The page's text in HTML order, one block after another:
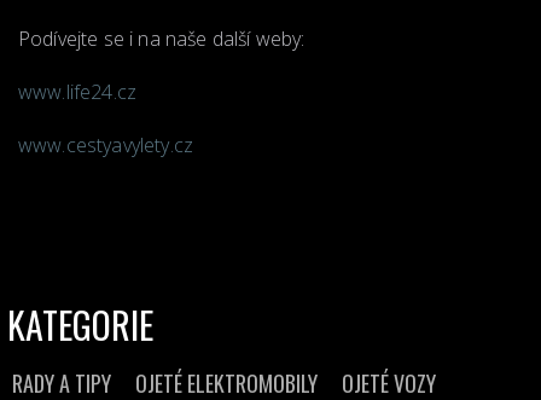
Podívejte se i na naše další weby:
www.life24.cz
www.cestyavylety.cz
KATEGORIE
RADY A TIPY OJETÉ ELEKTROMOBILY
OJETÉ VOZY